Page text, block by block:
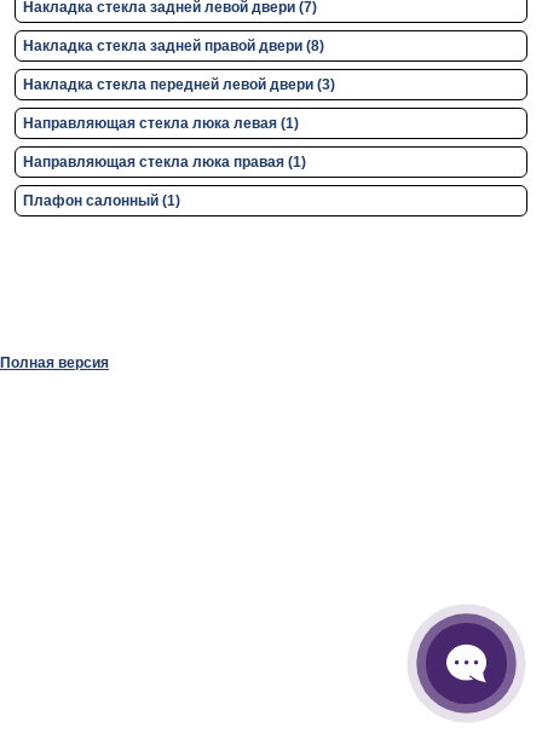
Накладка стекла задней левой двери (7)
Накладка стекла задней правой двери (8)
Накладка стекла передней левой двери (3)
Направляющая стекла люка левая (1)
Направляющая стекла люка правая (1)
Плафон салонный (1)
Полная версия